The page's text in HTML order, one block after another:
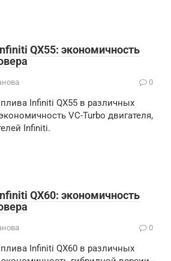
QX55: экономичность
0
Infiniti QX55 в различных
VC-Turbo двигателя,
Infiniti.
QX60: экономичность
0
Infiniti QX60 в различных